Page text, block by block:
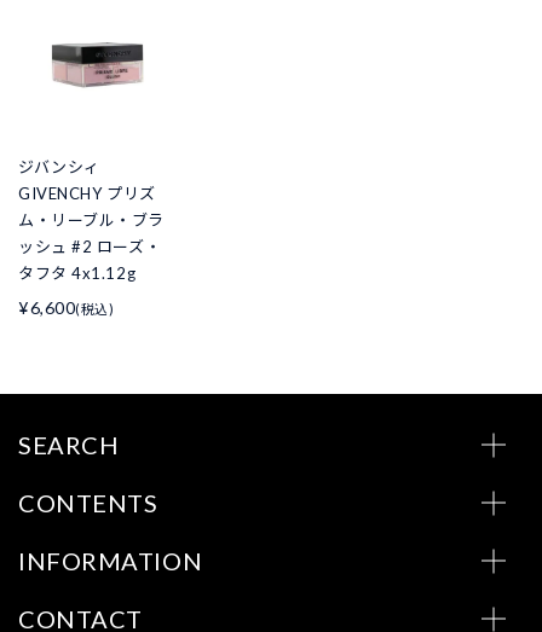
ジバンシィ
GIVENCHY プリズ
ム・リーブル・ブラ
ッシュ #2 ローズ・
タフタ 4x1.12g
¥6,600(税込)
SEARCH
CONTENTS
INFORMATION
CONTACT